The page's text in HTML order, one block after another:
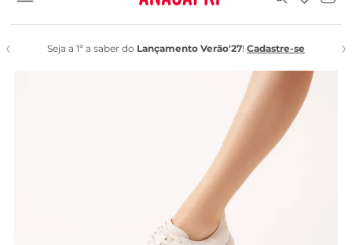
Seja a 1ª a saber do Lançamento Verão'27! Cadastre-se